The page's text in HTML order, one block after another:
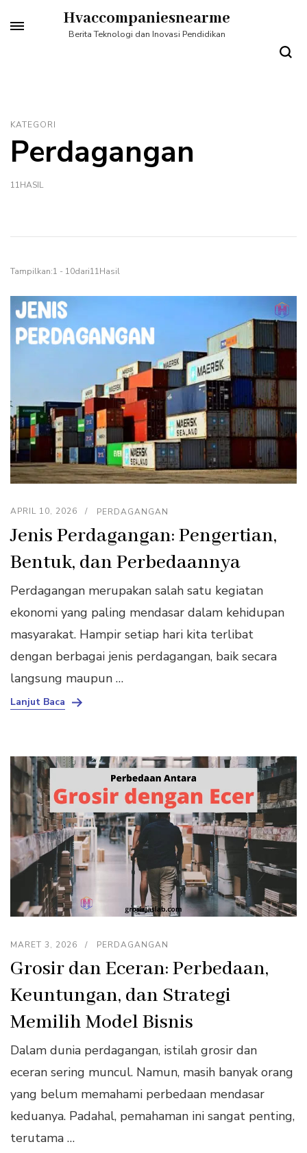
ke
Hvaccompaniesnearme
Berita Teknologi dan Inovasi Pendidikan
KATEGORI
Perdagangan
11HASIL
Tampilkan:1 - 10dari11Hasil
APRIL 10, 2026 PERDAGANGAN
Jenis Perdagangan: Pengertian,
Bentuk, dan Perbedaannya
Perdagangan merupakan salah satu kegiatan
ekonomi yang paling mendasar dalam kehidupan
masyarakat. Hampir setiap hari kita terlibat
dengan berbagai jenis perdagangan, baik secara
langsung maupun …
Lanjut Baca
MARET 3, 2026 PERDAGANGAN
Grosir dan Eceran: Perbedaan,
Keuntungan, dan Strategi
Memilih Model Bisnis
Dalam dunia perdagangan, istilah grosir dan
eceran sering muncul. Namun, masih banyak orang
yang belum memahami perbedaan mendasar
keduanya. Padahal, pemahaman ini sangat penting,
terutama …